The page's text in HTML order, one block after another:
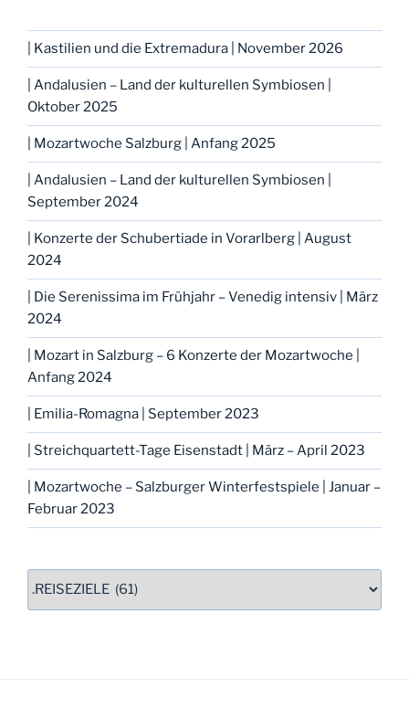
| Kastilien und die Extremadura | November 2026
| Andalusien – Land der kulturellen Symbiosen |
Oktober 2025
| Mozartwoche Salzburg | Anfang 2025
| Andalusien – Land der kulturellen Symbiosen |
September 2024
| Konzerte der Schubertiade in Vorarlberg | August
2024
| Die Serenissima im Frühjahr – Venedig intensiv | März
2024
| Mozart in Salzburg – 6 Konzerte der Mozartwoche |
Anfang 2024
| Emilia-Romagna | September 2023
| Streichquartett-Tage Eisenstadt | März – April 2023
| Mozartwoche – Salzburger Winterfestspiele | Januar –
Februar 2023